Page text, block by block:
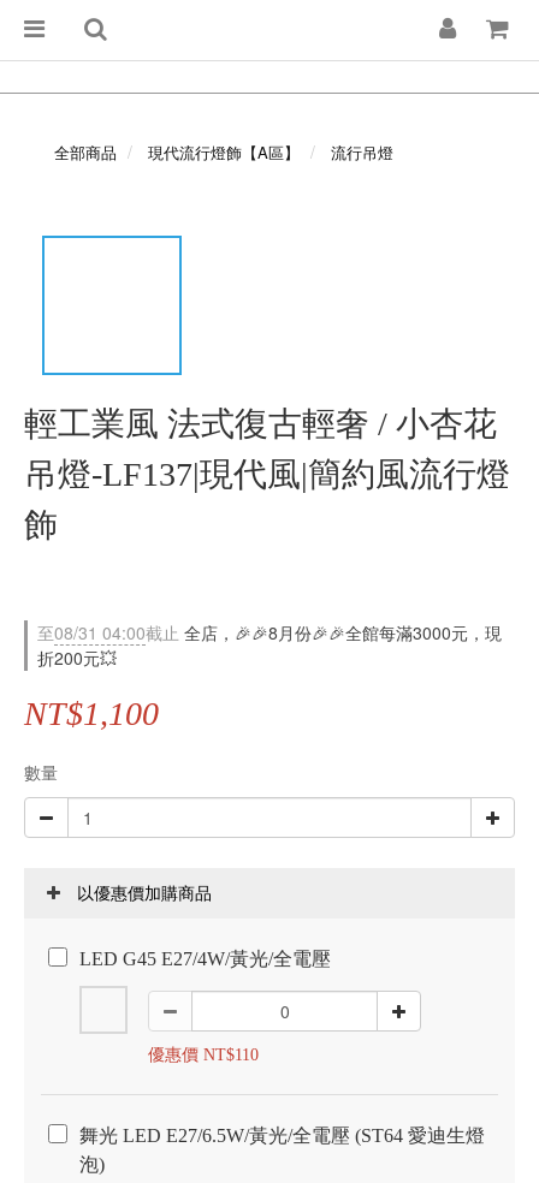
全部商品 現代流行燈飾【A區】 流行吊燈
輕工業風 法式復古輕奢 / 小杏花
吊燈-LF137|現代風|簡約風流行燈
飾
至08/31 04:00截止 全店，🎉🎉8月份🎉🎉全館每滿3000元，現
折200元💥
NT$1,100
數量
以優惠價加購商品
LED G45 E27/4W/黃光/全電壓
優惠價 NT$110
舞光 LED E27/6.5W/黃光/全電壓 (ST64 愛迪生燈
泡)